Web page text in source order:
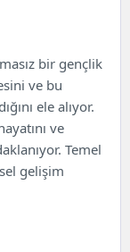
bir gençlik
ve bu
ele alıyor.
ve
Temel
gelişim